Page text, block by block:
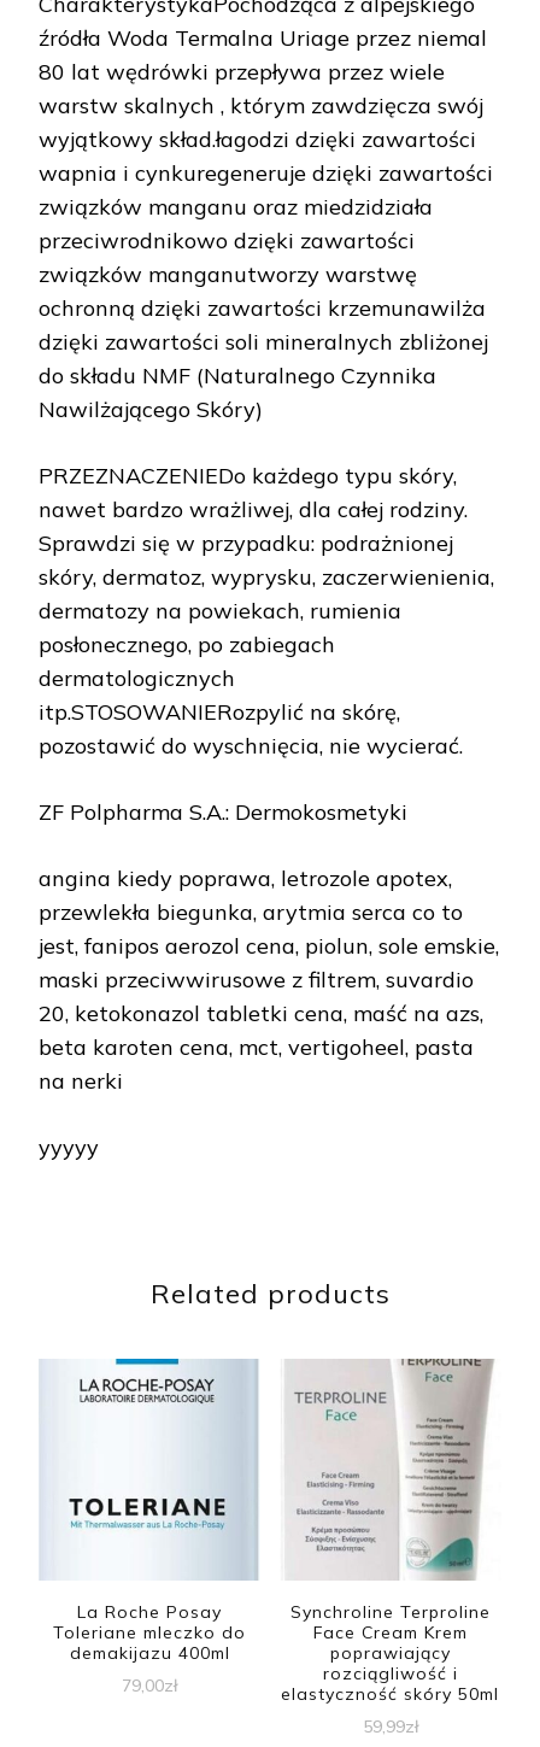
źródła Woda Termalna Uriage przez niemal
80 lat wędrówki przepływa przez wiele
warstw skalnych , którym zawdzięcza swój
wyjątkowy skład.łagodzi dzięki zawartości
wapnia i cynkuregeneruje dzięki zawartości
związków manganu oraz miedzidziała
przeciwrodnikowo dzięki zawartości
związków manganutworzy warstwę
ochronną dzięki zawartości krzemunawilża
dzięki zawartości soli mineralnych zbliżonej
do składu NMF (Naturalnego Czynnika
Nawilżającego Skóry)
PRZEZNACZENIEDo każdego typu skóry,
nawet bardzo wrażliwej, dla całej rodziny.
Sprawdzi się w przypadku: podrażnionej
skóry, dermatoz, wyprysku, zaczerwienienia,
dermatozy na powiekach, rumienia
posłonecznego, po zabiegach
dermatologicznych
itp.STOSOWANIERozpylić na skórę,
pozostawić do wyschnięcia, nie wycierać.
ZF Polpharma S.A.: Dermokosmetyki
angina kiedy poprawa, letrozole apotex,
przewlekła biegunka, arytmia serca co to
jest, fanipos aerozol cena, piolun, sole emskie,
maski przeciwwirusowe z filtrem, suvardio
20, ketokonazol tabletki cena, maść na azs,
beta karoten cena, mct, vertigoheel, pasta
na nerki
yyyyy
Related products
La Roche Posay
Toleriane mleczko do
demakijazu 400ml
79,00zł
Synchroline Terproline
Face Cream Krem
poprawiający
rozciągliwość i
elastyczność skóry 50ml
59,99zł